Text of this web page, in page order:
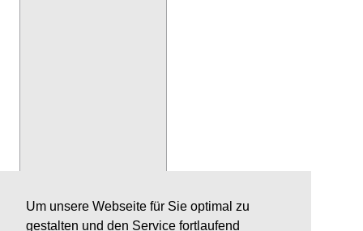
Um unsere Webseite für Sie optimal zu
gestalten und den Service fortlaufend